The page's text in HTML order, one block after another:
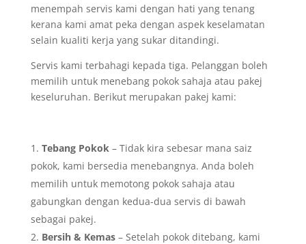
menempah servis kami dengan hati yang tenang
kerana kami amat peka dengan aspek keselamatan
selain kualiti kerja yang sukar ditandingi.
Servis kami terbahagi kepada tiga. Pelanggan boleh
memilih untuk menebang pokok sahaja atau pakej
keseluruhan. Berikut merupakan pakej kami:
Tebang Pokok– Tidak kira sebesar mana saiz
pokok, kami bersedia menebangnya. Anda boleh
memilih untuk memotong pokok sahaja atau
gabungkan dengan kedua-dua servis di bawah
sebagai pakej.
Bersih & Kemas– Setelah pokok ditebang, kami